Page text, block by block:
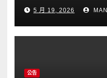
5 月 19, 2026
公告